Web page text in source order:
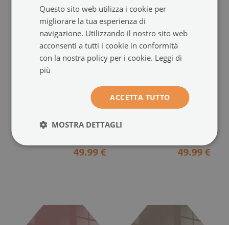
caminetto esagonale
dimensione da: h40 cm
49.99 €
Vetro sotto il camino
esagonale
Colore Grigio-verde
49.99 €
Questo sito web utilizza i cookie per
migliorare la tua esperienza di
navigazione. Utilizzando il nostro sito web
acconsenti a tutti i cookie in conformità
con la nostra policy per i cookie. Leggi di
più
ACCETTA TUTTO
MOSTRA DETTAGLI